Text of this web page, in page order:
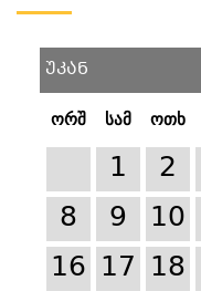
უკან
ორშ სამ ოთხ
1 2
8
9 10
16 17 18